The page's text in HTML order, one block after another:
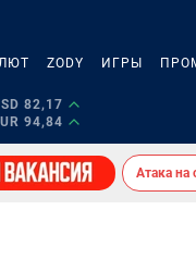
ZODY ИГРЫ
82,17
94,84
Атака на